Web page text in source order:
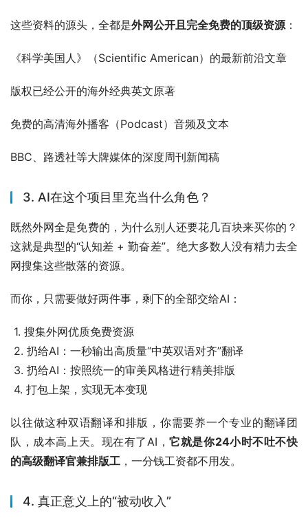
这些资料的源头，全都是外网公开且完全免费的顶级资源：
《科学美国人》（Scientific American）的最新前沿文章
版权已经公开的海外经典英文原著
免费的高清海外播客（Podcast）音频及文本
BBC、路透社等大牌媒体的深度周刊新闻稿
3. AI在这个项目里充当什么角色？
既然外网全是免费的，为什么别人还要花几百块来买你的？
这就是典型的“认知差 + 勤奋差”。绝大多数人没有精力去全
网搜集这些散落的资源。
而你，只需要做好两件事，剩下的全部交给AI：
1. 搜集外网优质免费资源
2. 扔给AI：一秒输出高质量“中英双语对齐”翻译
3. 扔给AI：按照统一的审美风格进行精美排版
4. 打包上架，实现无本变现
以往做这种双语翻译和排版，你需要养一个专业的翻译团
队，成本高上天。现在有了AI，它就是你24小时不吐不快
的高级翻译官兼排版工 ，一分钱工资都不用发。
4. 真正意义上的“被动收入”